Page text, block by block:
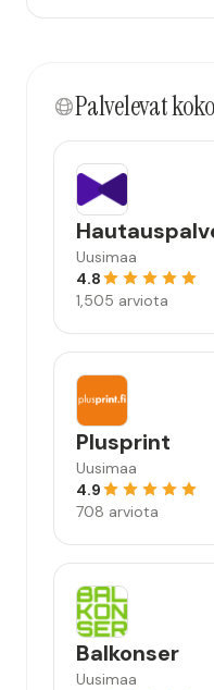
Palvelevat
Uusimaa
4.8
1,505 arviota
Plusprint
Uusimaa
4.9
708 arviota
Balkonser
Uusimaa